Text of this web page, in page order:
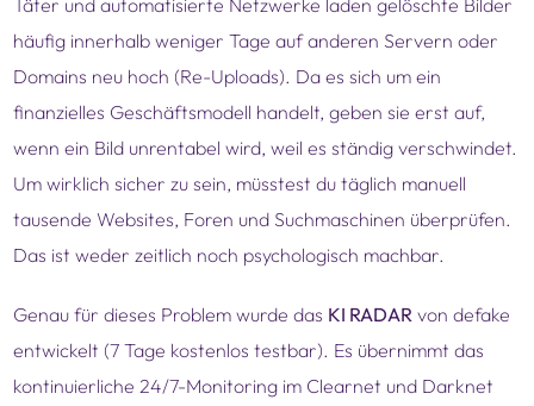
Täter und automatisierte Netzwerke laden gelöschte Bilder
häufig innerhalb weniger Tage auf anderen Servern oder
Domains neu hoch (Re-Uploads). Da es sich um ein
finanzielles Geschäftsmodell handelt, geben sie erst auf,
wenn ein Bild unrentabel wird, weil es ständig verschwindet.
Um wirklich sicher zu sein, müsstest du täglich manuell
tausende Websites, Foren und Suchmaschinen überprüfen.
Das ist weder zeitlich noch psychologisch machbar.
Genau für dieses Problem wurde das KI RADAR von defake
entwickelt (7 Tage kostenlos testbar). Es übernimmt das
kontinuierliche 24/7-Monitoring im Clearnet und Darknet